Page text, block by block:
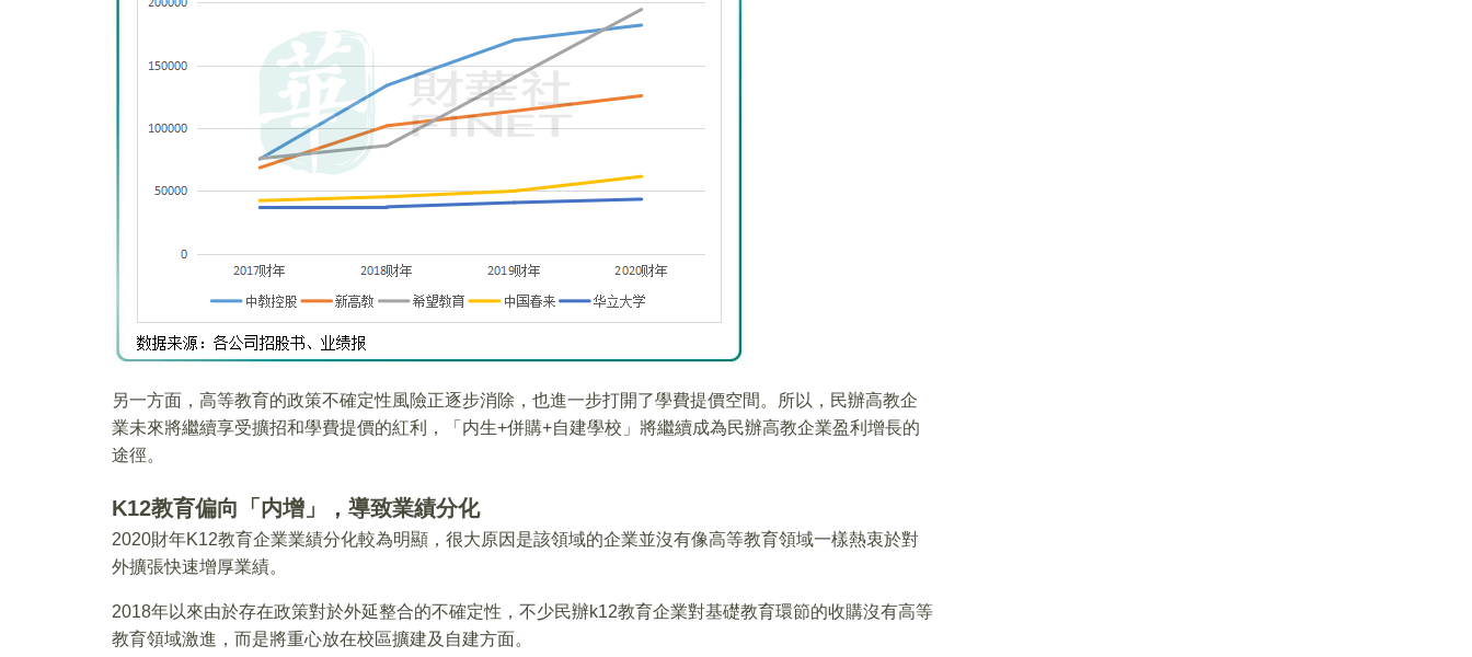
另一方面，高等教育的政策不確定性風險正逐步消除，也進一步打開了學費提價空間。所以，民辦高教企
業未來將繼續享受擴招和學費提價的紅利，「内生+併購+自建學校」將繼續成為民辦高教企業盈利增長的
途徑。
K12教育偏向「内增」，導致業績分化
2020財年K12教育企業業績分化較為明顯，很大原因是該領域的企業並沒有像高等教育領域一樣熱衷於對
外擴張快速增厚業績。
2018年以來由於存在政策對於外延整合的不確定性，不少民辦k12教育企業對基礎教育環節的收購沒有高等
教育領域激進，而是將重心放在校區擴建及自建方面。